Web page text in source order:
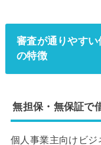
審査が通りやす
の特徴
無担保・無保証で
個人事業主向けビジ